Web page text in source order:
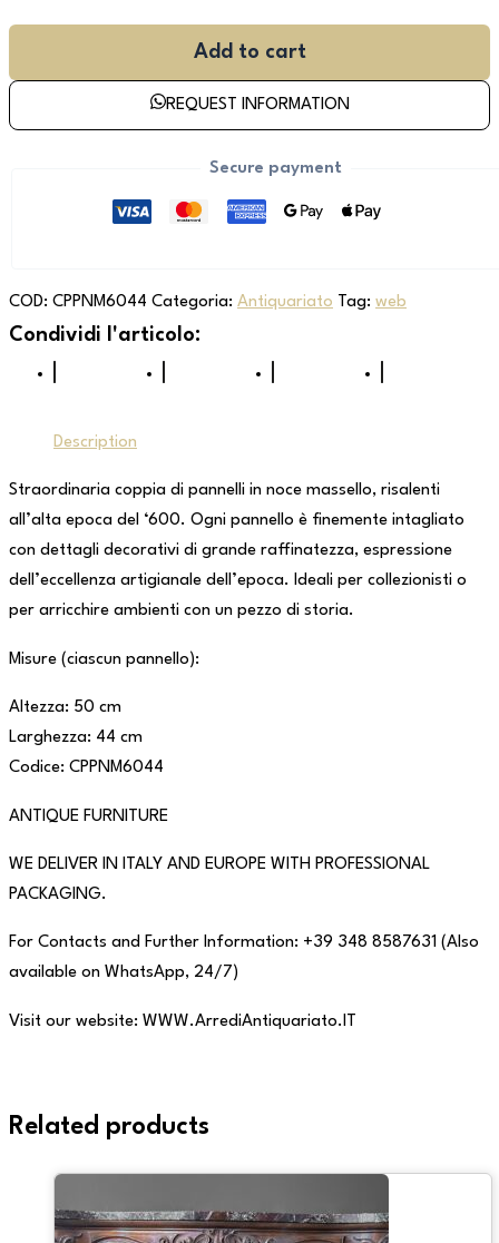
Add to cart
REQUEST INFORMATION
Secure payment
COD: CPPNM6044 Categoria: Antiquariato Tag: web
Description
Straordinaria coppia di pannelli in noce massello, risalenti
all’alta epoca del ‘600. Ogni pannello è finemente intagliato
con dettagli decorativi di grande raffinatezza, espressione
dell’eccellenza artigianale dell’epoca. Ideali per collezionisti o
per arricchire ambienti con un pezzo di storia.
Misure (ciascun pannello):
Altezza: 50 cm
Larghezza: 44 cm
Codice: CPPNM6044
ANTIQUE FURNITURE
WE DELIVER IN ITALY AND EUROPE WITH PROFESSIONAL
PACKAGING.
For Contacts and Further Information: +39 348 8587631 (Also
available on WhatsApp, 24/7)
Visit our website: WWW.ArrediAntiquariato.IT
Related products